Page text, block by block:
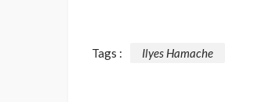
Tags : Ilyes Hamache